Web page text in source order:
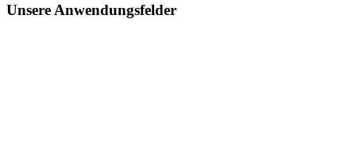
Unsere Anwendungsfelder